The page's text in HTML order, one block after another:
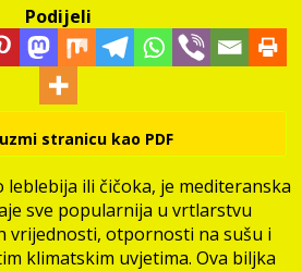
Podijeli
stranicu kao PDF
ili čičoka, je mediteranska
sve popularnija u vrtlarstvu
vrijednosti, otpornosti na sušu i
klimatskim uvjetima. Ova biljka